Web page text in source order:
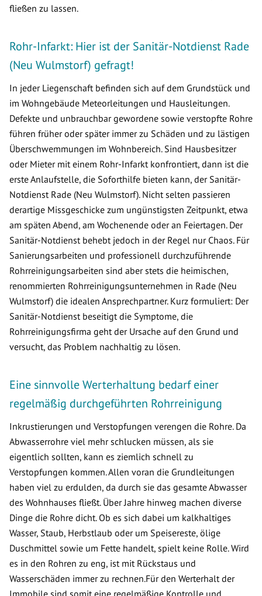
fließen zu lassen.
Rohr-Infarkt: Hier ist der Sanitär-Notdienst Rade
(Neu Wulmstorf) gefragt!
In jeder Liegenschaft befinden sich auf dem Grundstück und
im Wohngebäude Meteorleitungen und Hausleitungen.
Defekte und unbrauchbar gewordene sowie verstopfte Rohre
führen früher oder später immer zu Schäden und zu lästigen
Überschwemmungen im Wohnbereich. Sind Hausbesitzer
oder Mieter mit einem Rohr-Infarkt konfrontiert, dann ist die
erste Anlaufstelle, die Soforthilfe bieten kann, der Sanitär-
Notdienst Rade (Neu Wulmstorf). Nicht selten passieren
derartige Missgeschicke zum ungünstigsten Zeitpunkt, etwa
am späten Abend, am Wochenende oder an Feiertagen. Der
Sanitär-Notdienst behebt jedoch in der Regel nur Chaos. Für
Sanierungsarbeiten und professionell durchzuführende
Rohrreinigungsarbeiten sind aber stets die heimischen,
renommierten Rohrreinigungsunternehmen in Rade (Neu
Wulmstorf) die idealen Ansprechpartner. Kurz formuliert: Der
Sanitär-Notdienst beseitigt die Symptome, die
Rohrreinigungsfirma geht der Ursache auf den Grund und
versucht, das Problem nachhaltig zu lösen.
Eine sinnvolle Werterhaltung bedarf einer
regelmäßig durchgeführten Rohrreinigung
Inkrustierungen und Verstopfungen verengen die Rohre. Da
Abwasserrohre viel mehr schlucken müssen, als sie
eigentlich sollten, kann es ziemlich schnell zu
Verstopfungen kommen. Allen voran die Grundleitungen
haben viel zu erdulden, da durch sie das gesamte Abwasser
des Wohnhauses fließt. Über Jahre hinweg machen diverse
Dinge die Rohre dicht. Ob es sich dabei um kalkhaltiges
Wasser, Staub, Herbstlaub oder um Speisereste, ölige
Duschmittel sowie um Fette handelt, spielt keine Rolle. Wird
es in den Rohren zu eng, ist mit Rückstaus und
Wasserschäden immer zu rechnen.Für den Werterhalt der